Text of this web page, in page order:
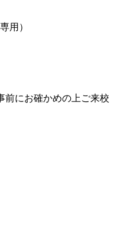
用）
前にお確かめの上ご来校